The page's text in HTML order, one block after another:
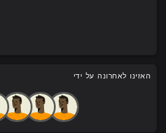
האזינו לאחרונה על ידי